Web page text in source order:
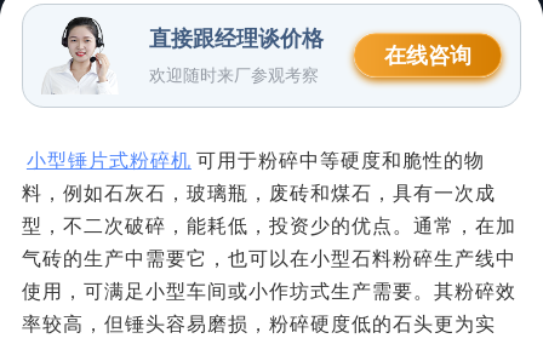
直接跟经理谈价格
欢迎随时来厂参观考察
在线咨询
小型锤片式粉碎机 可用于粉碎中等硬度和脆性的物
料，例如石灰石，玻璃瓶，废砖和煤石，具有一次成
型，不二次破碎，能耗低，投资少的优点。通常，在加
气砖的生产中需要它，也可以在小型石料粉碎生产线中
使用，可满足小型车间或小作坊式生产需要。其粉碎效
率较高，但锤头容易磨损，粉碎硬度低的石头更为实